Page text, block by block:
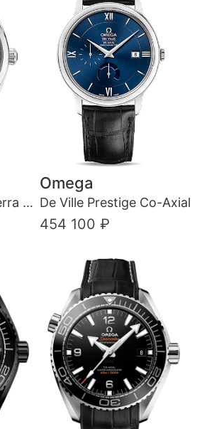
Seamaster Aqua Terra 150 m
Omega
De Ville Prestige Co-Axial
454 100 ₽